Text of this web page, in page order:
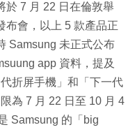
於 7 月 22 日在倫敦舉
布會，以上 5 款產品正
Samsung 未正式公布
app 資料，提及
折屏手機」和「下一代
為 7 月 22 日至 10 月 4
Samsung 的「big